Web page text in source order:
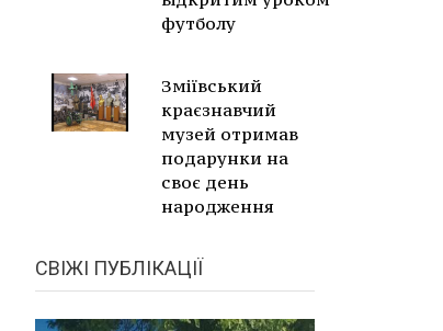
футболу
Зміївський
краєзнавчий
музей отримав
подарунки на
своє день
народження
СВІЖІ ПУБЛІКАЦІЇ